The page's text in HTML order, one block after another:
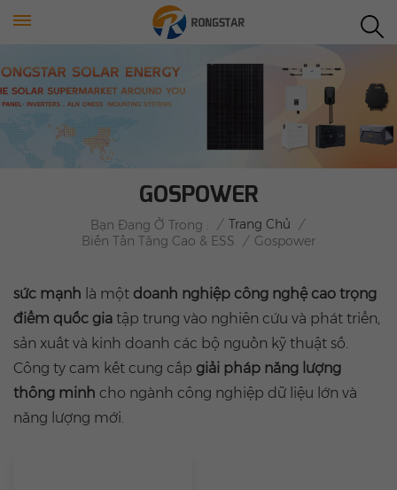
GOSPOWER
Bạn Đang Ở Trong : / Trang Chủ
/
Biến Tần Tăng Cao & ESS
/ Gospower
sức mạnh là một doanh nghiệp công nghệ cao trọng
điểm quốc gia tập trung vào nghiên cứu và phát triển,
sản xuất và kinh doanh các bộ nguồn kỹ thuật số.
Công ty cam kết cung cấp giải pháp năng lượng
thông minh cho ngành công nghiệp dữ liệu lớn và
năng lượng mới.